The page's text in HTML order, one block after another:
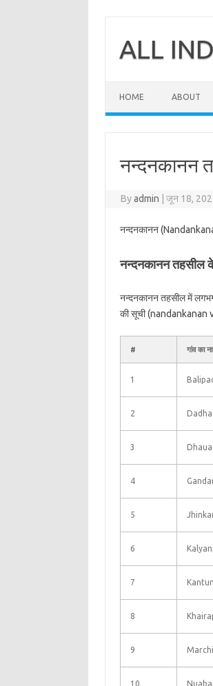
contentALL
HOME ABOUT
नन्दनकानन
Byadmin जून 18,
नन्दनकानन
नन्दनकानन तहसील
नन्दनकानन तहसील में
की सूची
# गांव का
1
2 Dadha
3 Dhaua
4
5
6
7
8
9
10